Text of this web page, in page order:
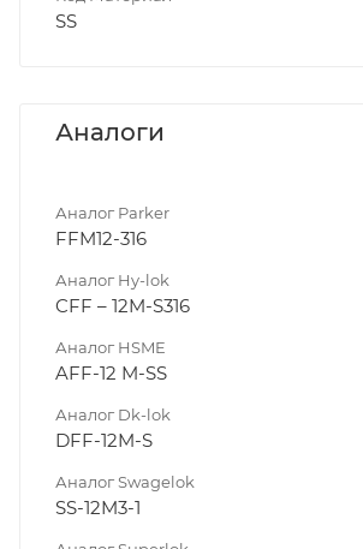
SS
Аналоги
Аналог Parker
FFM12-316
Аналог Hy-lok
CFF – 12M-S316
Аналог HSME
AFF-12 M-SS
Аналог Dk-lok
DFF-12M-S
Аналог Swagelok
SS-12M3-1